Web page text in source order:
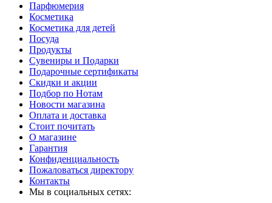
Парфюмерия
Косметика
Косметика для детей
Посуда
Продукты
Сувениры и Подарки
Подарочные сертификаты
Скидки и акции
Подбор по Нотам
Новости магазина
Оплата и доставка
Стоит почитать
О магазине
Гарантия
Конфиденциальность
Пожаловаться директору
Контакты
Мы в социальных сетях: